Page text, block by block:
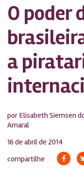
O poder
a
por Elisabeth Siemsen
Amaral
16 de abril de 2014
compartilhe